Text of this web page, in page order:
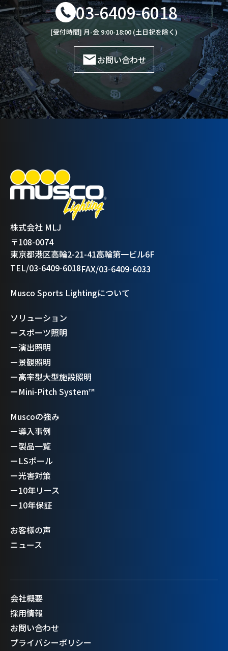
03-6409-6018
[受付時間] 月-金 9:00-18:00 (土日祝を除く)
お問い合わせ
株式会社 MLJ
〒108-0074
東京都港区高輪2-21-41高輪第一ビル6F
TEL/03-6409-6018FAX/03-6409-6033
Musco Sports Lightingについて
ソリューション
ースポーツ照明
ー演出照明
ー景観照明
ー高率型大型施設照明
ーMini-Pitch System™
Muscoの強み
ー導入事例
ー製品一覧
ーLSポール
ー光害対策
ー10年リース
ー10年保証
お客様の声
ニュース
会社概要
採用情報
お問い合わせ
プライバシーポリシー